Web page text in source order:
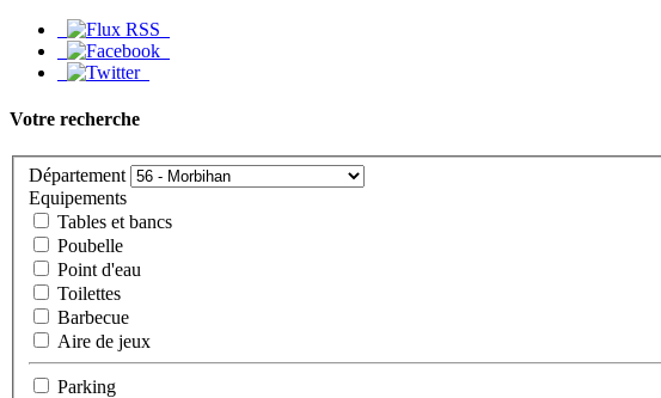
Votre recherche
Département
Equipements
Tables et bancs
Poubelle
Point d'eau
Toilettes
Barbecue
Aire de jeux
Parking